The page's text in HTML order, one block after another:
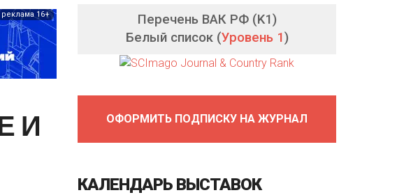
реклама 16+
И
Перечень ВАК РФ (K1)
Белый список (Уровень 1)
ОФОРМИТЬ ПОДПИСКУ НА ЖУРНАЛ
КАЛЕНДАРЬ ВЫСТАВОК